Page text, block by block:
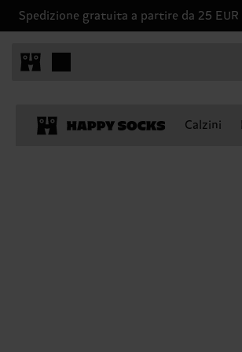
Spedizione gratuita a partire da 25 EUR
Calzini